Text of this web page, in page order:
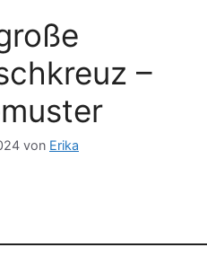
–
von Erika